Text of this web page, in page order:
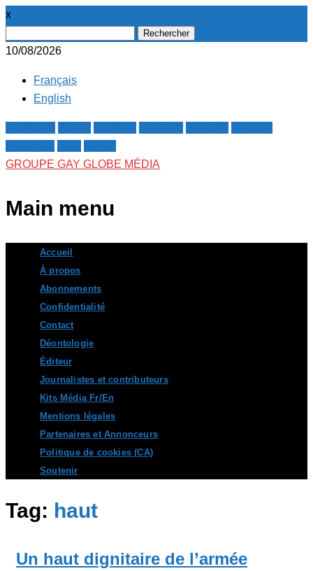
x
10/08/2026
Français
English
GROUPE GAY GLOBE MÉDIA
Main menu
content
Accueil
À propos
Abonnements
Confidentialité
Contact
Déontologie
Éditeur
Journalistes et contributeurs
Kits Média Fr/En
Mentions légales
Partenaires et Annonceurs
Politique de cookies (CA)
Soutenir
Tag: haut
Un haut dignitaire de l’armée